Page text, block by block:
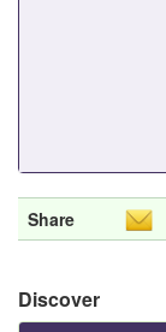
Share
Discover